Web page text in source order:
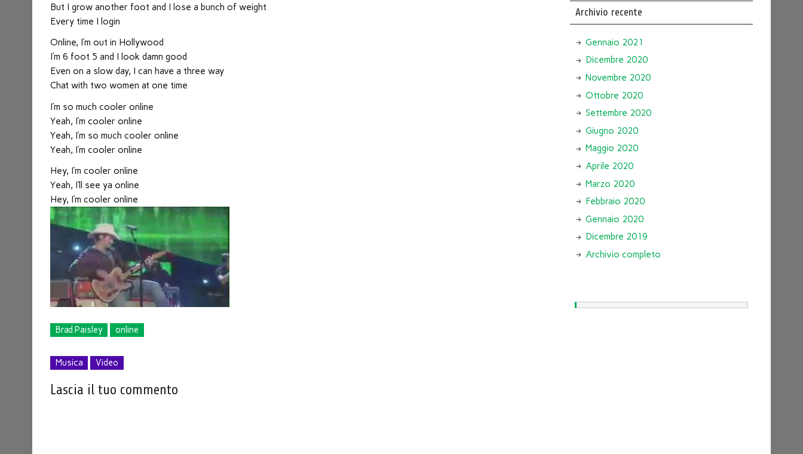
But I grow another foot and I lose a bunch of weight
Every time I login
Online, I’m out in Hollywood
I’m 6 foot 5 and I look damn good
Even on a slow day, I can have a three way
Chat with two women at one time
I’m so much cooler online
Yeah, I’m cooler online
Yeah, I’m so much cooler online
Yeah, I’m cooler online
Hey, I’m cooler online
Yeah, I’ll see ya online
Hey, I’m cooler online
Brad Paisley online
Musica Video
Lascia il tuo commento
Archivio recente
Gennaio 2021
Dicembre 2020
Novembre 2020
Ottobre 2020
Settembre 2020
Giugno 2020
Maggio 2020
Aprile 2020
Marzo 2020
Febbraio 2020
Gennaio 2020
Dicembre 2019
Archivio completo